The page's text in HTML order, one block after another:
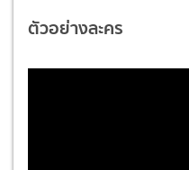
ตัวอย่างละคร